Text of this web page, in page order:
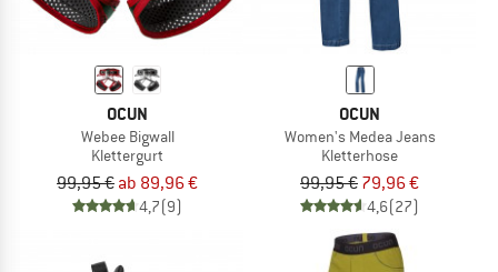
OCUN
Webee Bigwall
Klettergurt
99,95 € ab 89,96 €
4,7(9)
OCUN
Women's Medea Jeans
Kletterhose
99,95 € 79,96 €
4,6(27)